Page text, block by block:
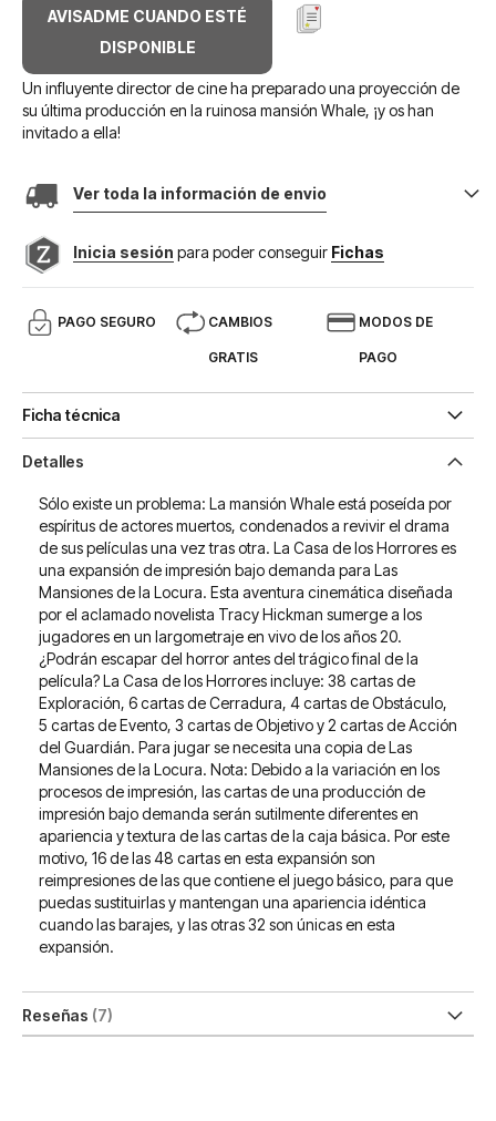
AVISADME CUANDO ESTÉ
DISPONIBLE
Un influyente director de cine ha preparado una proyección de
su última producción en la ruinosa mansión Whale, ¡y os han
invitado a ella!
Ver toda la información de envio
Inicia sesión para poder conseguir Fichas
PAGO SEGURO CAMBIOS
GRATIS
MODOS DE
PAGO
Ficha técnica
Detalles
Sólo existe un problema: La mansión Whale está poseída por
espíritus de actores muertos, condenados a revivir el drama
de sus películas una vez tras otra. La Casa de los Horrores es
una expansión de impresión bajo demanda para Las
Mansiones de la Locura. Esta aventura cinemática diseñada
por el aclamado novelista Tracy Hickman sumerge a los
jugadores en un largometraje en vivo de los años 20.
¿Podrán escapar del horror antes del trágico final de la
película? La Casa de los Horrores incluye: 38 cartas de
Exploración, 6 cartas de Cerradura, 4 cartas de Obstáculo,
5 cartas de Evento, 3 cartas de Objetivo y 2 cartas de Acción
del Guardián. Para jugar se necesita una copia de Las
Mansiones de la Locura. Nota: Debido a la variación en los
procesos de impresión, las cartas de una producción de
impresión bajo demanda serán sutilmente diferentes en
apariencia y textura de las cartas de la caja básica. Por este
motivo, 16 de las 48 cartas en esta expansión son
reimpresiones de las que contiene el juego básico, para que
puedas sustituirlas y mantengan una apariencia idéntica
cuando las barajes, y las otras 32 son únicas en esta
expansión.
Reseñas 7